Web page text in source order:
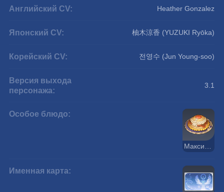
Английский CV: Heather Gonzalez
Японский CV: 柚木涼香 (YUZUKI Ryōka)
Корейский CV: 전영수 (Jun Young-soo)
Версия выхода
персонажа:
3.1
Особое блюдо:
Максимальная забота
Именная карта: